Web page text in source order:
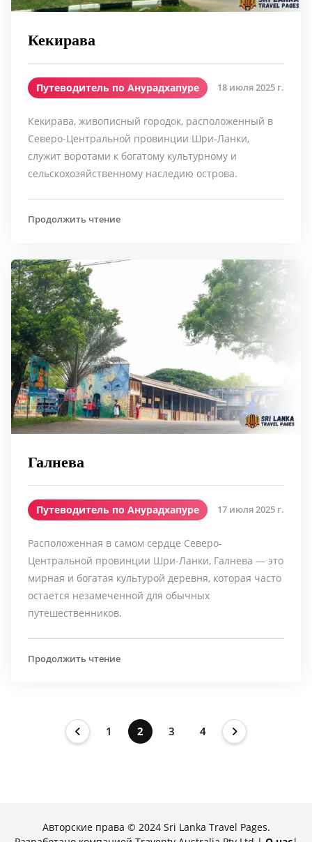
Кекирава
Путеводитель по Анурадхапуре 18 июля 2025 г.
Кекирава, живописный городок, расположенный в
Северо-Центральной провинции Шри-Ланки,
служит воротами к богатому культурному и
сельскохозяйственному наследию острова.
Продолжить чтение
Галнева
Путеводитель по Анурадхапуре 17 июля 2025 г.
Расположенная в самом сердце Северо-
Центральной провинции Шри-Ланки, Галнева — это
мирная и богатая культурой деревня, которая часто
остается незамеченной для обычных
путешественников.
Продолжить чтение
1 2 3 4
Авторские права © 2024 Sri Lanka Travel Pages.